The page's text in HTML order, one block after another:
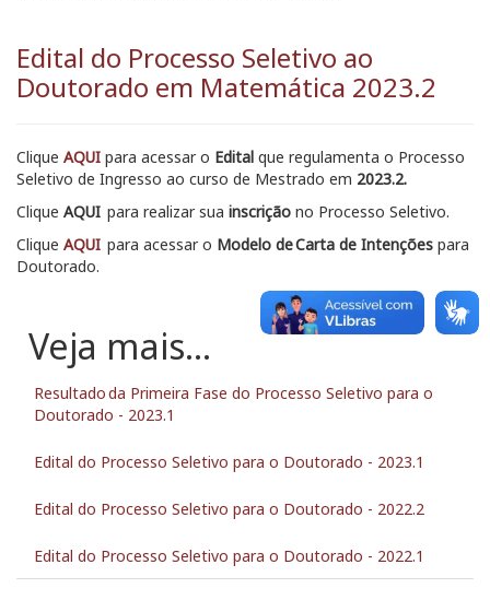
Edital do Processo Seletivo ao
Doutorado em Matemática 2023.2
Clique AQUI para acessar o Edital que regulamenta o Processo
Seletivo de Ingresso ao curso de Mestrado em 2023.2.
Clique AQUI para realizar sua inscrição no Processo Seletivo.
Clique AQUI para acessar o Modelo de Carta de Intenções para
Doutorado.
Resultado da Primeira Fase do Processo Seletivo para o
Doutorado - 2023.1
Edital do Processo Seletivo para o Doutorado - 2023.1
Edital do Processo Seletivo para o Doutorado - 2022.2
Edital do Processo Seletivo para o Doutorado - 2022.1